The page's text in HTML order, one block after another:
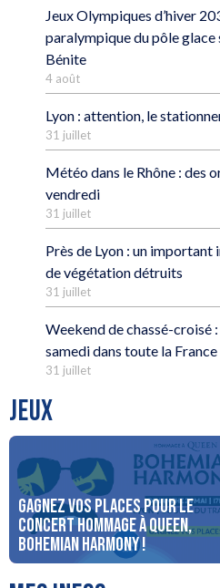
Jeux Olympiques d’hiver
paralympique du pôle glace
Bénite
4 août
Lyon : attention, le
31 juillet
Météo dans le Rhône : des
vendredi
31 juillet
Près de Lyon : un important
de végétation détruits
31 juillet
Weekend de chassé-croisé
samedi dans toute la France
31 juillet
JEUX
Gagnez vos places pour le
concert Hommage à Queen,
Bohemian Harmony !